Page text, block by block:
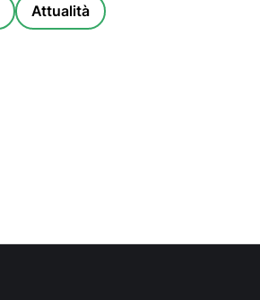
Attualità